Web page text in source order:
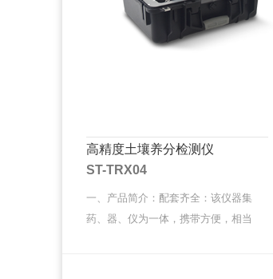
高精度土壤养分检测仪
ST-TRX04
一、产品简介：配套齐全：该仪器集
药、器、仪为一体，携带方便，相当